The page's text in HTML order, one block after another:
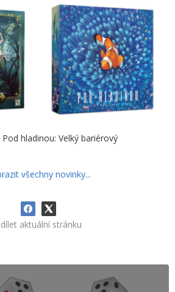
hladinou: Velký bariérový
všechny novinky...
aktuální stránku